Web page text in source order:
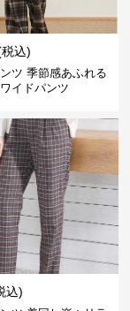
込)
ツ 季節感あふれる
イドパンツ
込)